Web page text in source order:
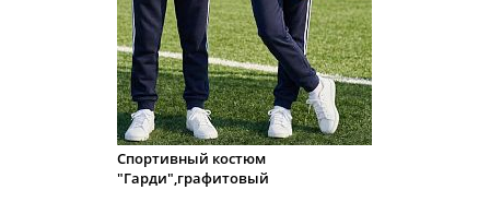
Спортивный костюм
"Гарди",графитовый